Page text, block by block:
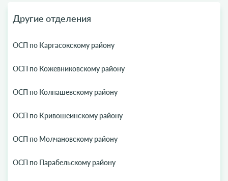
Другие отделения
ОСП по Каргасокскому району
ОСП по Кожевниковскому району
ОСП по Колпашевскому району
ОСП по Кривошеинскому району
ОСП по Молчановскому району
ОСП по Парабельскому району